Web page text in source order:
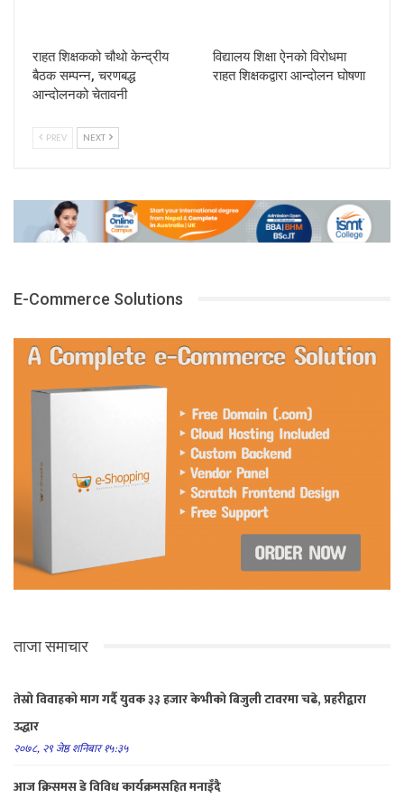
राहत शिक्षकको चौथो केन्द्रीय
बैठक सम्पन्न, चरणबद्ध
आन्दोलनको चेतावनी
विद्यालय शिक्षा ऐनको विरोधमा
राहत शिक्षकद्वारा आन्दोलन घोषणा
PREV NEXT
E-Commerce Solutions
ताजा समाचार
तेस्रो विवाहको माग गर्दै युवक ३३ हजार केभीको बिजुली टावरमा चढे, प्रहरीद्वारा
उद्धार
२०७८, २९ जेष्ठ शनिबार १५:३५
आज क्रिसमस डे विविध कार्यक्रमसहित मनाइँदै